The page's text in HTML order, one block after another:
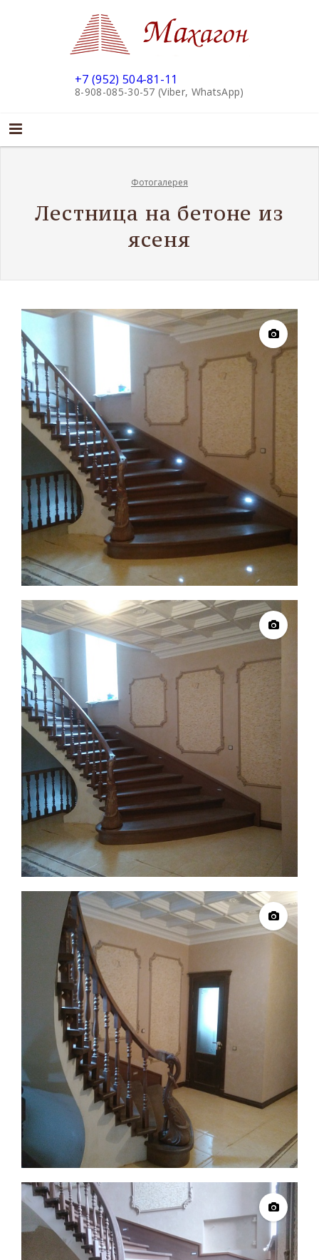
+7 (952) 504-81-11
8-908-085-30-57 (Viber, WhatsApp)
Фотогалерея
Лестница на бетоне из
ясеня